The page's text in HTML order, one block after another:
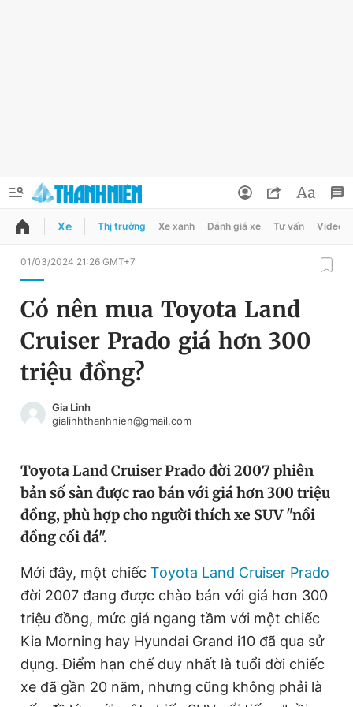
QUẢNG CÁO
Chuyên mục
Chuyên mục khác
Chào ngày mới
Video Magazine
Tiện ích Bạn cần biết
Thông tin tòa soạn Liên hệ quảng cáo
Đổi mật khẩu
Tin đã lưu
Tin đã xem
Đăng xuất
Xe Thị trường Xe xanh Đánh giá xe Tư vấn Video
01/03/2024 21:26 GMT+7
Có nên mua Toyota Land
Cruiser Prado giá hơn 300
triệu đồng?
Gia Linh
gialinhthanhnien@gmail.com
Toyota Land Cruiser Prado đời 2007 phiên
bản số sàn được rao bán với giá hơn 300 triệu
đồng, phù hợp cho người thích xe SUV "nồi
đồng cối đá".
Mới đây, một chiếc Toyota Land Cruiser Prado
đời 2007 đang được chào bán với giá hơn 300
triệu đồng, mức giá ngang tầm với một chiếc
Kia Morning hay Hyundai Grand i10 đã qua sử
dụng. Điểm hạn chế duy nhất là tuổi đời chiếc
xe đã gần 20 năm, nhưng cũng không phải là